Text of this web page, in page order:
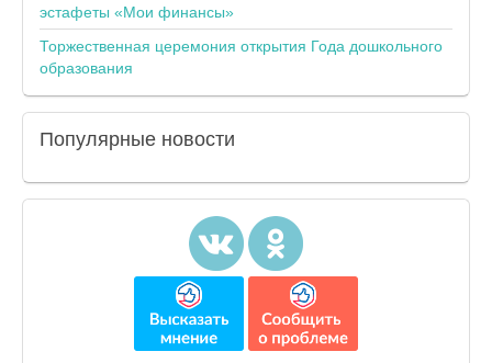
эстафеты «Мои финансы»
Торжественная церемония открытия Года дошкольного
образования
Популярные новости